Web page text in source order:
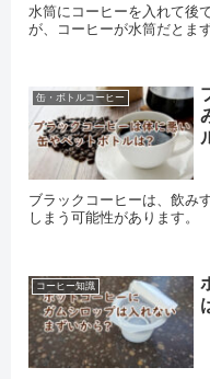
水筒にコーヒーを入れて後
が、コーヒーが水筒だとま
缶・ボトルコーヒー
ブラックコーヒーは、飲み
しまう可能性があります。
コーヒー知識